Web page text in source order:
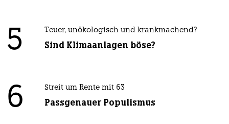
5 Teuer, unökologisch und krankmachend?
Sind Klimaanlagen böse?
6 Streit um Rente mit 63
Passgenauer Populismus